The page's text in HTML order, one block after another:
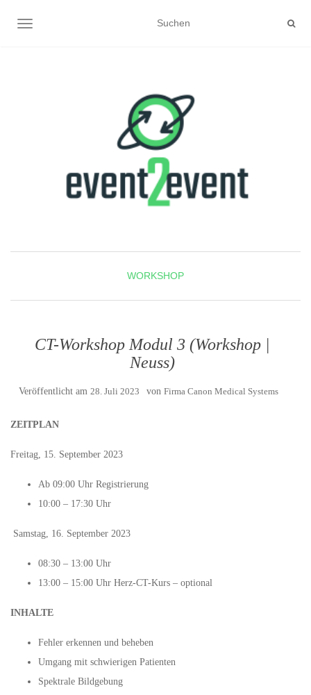
NAVIGATION UMSCHALTEN
WORKSHOP
CT-Workshop Modul 3 (Workshop |
Neuss)
Veröffentlicht am 28. Juli 2023 von Firma Canon Medical Systems
ZEITPLAN
Freitag, 15. September 2023
Ab 09:00 Uhr Registrierung
10:00 – 17:30 Uhr
Samstag, 16. September 2023
08:30 – 13:00 Uhr
13:00 – 15:00 Uhr Herz-CT-Kurs – optional
INHALTE
Fehler erkennen und beheben
Umgang mit schwierigen Patienten
Spektrale Bildgebung